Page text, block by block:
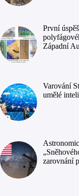
První
Západní
Varování
umělé
zarovnání